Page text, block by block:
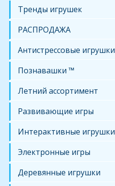
Тренды игрушек
РАСПРОДАЖА
Антистрессовые игрушки
Познавашки ™
Летний ассортимент
Развивающие игры
Интерактивные игрушки
Электронные игры
Деревянные игрушки